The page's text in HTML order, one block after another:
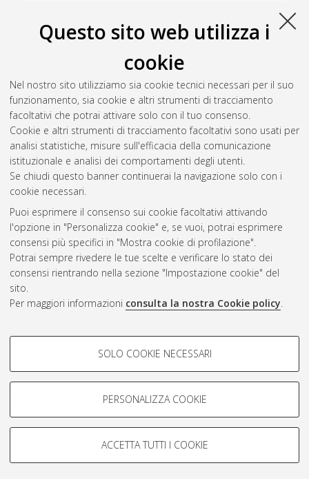
Questo sito web utilizza i
cookie
Nel nostro sito utilizziamo sia cookie tecnici necessari per il suo
funzionamento, sia cookie e altri strumenti di tracciamento
facoltativi che potrai attivare solo con il tuo consenso.
Cookie e altri strumenti di tracciamento facoltativi sono usati per
analisi statistiche, misure sull'efficacia della comunicazione
istituzionale e analisi dei comportamenti degli utenti.
Se chiudi questo banner continuerai la navigazione solo con i
cookie necessari.
Puoi esprimere il consenso sui cookie facoltativi attivando
l'opzione in "Personalizza cookie" e, se vuoi, potrai esprimere
consensi più specifici in "Mostra cookie di profilazione".
Potrai sempre rivedere le tue scelte e verificare lo stato dei
consensi rientrando nella sezione "Impostazione cookie" del
sito.
Per maggiori informazioni consulta la nostra Cookie policy.
COOKIE DI PROFILAZIONE -
Si tratta di cookie utilizzati per analizzare le caratteristiche della
navigazione degli utenti, creare profili in base al loro comportamento
Mostra cookie di profilazione
COOKIE TECNICI - NECESSARI
SOLO COOKIE NECESSARI
PERSONALIZZA COOKIE
ACCETTA TUTTI I COOKIE
[Dissertation thesis], Alma Mater Studiorum Università di
, 31 Ciclo. DOI
10.6092/unibo/amsdottorato/8770.
Il Pinqas ha-nifṭarim della comunita ebraica
di Lugo di Romagna per gli anni 1658-1825 (ms. New York, JTS,
n. 3960), [Dissertation thesis], Alma Mater Studiorum
Università di Bologna. Dottorato di ricerca inStudi ebraici
Ciclo. DOI 10.6092/unibo/amsdottorato/8786.
Questa lista e' stata generata ilFri Aug 7 20:38:38 2026 CEST
Atom
Rss 1.0
Rss 2.0
ISSN: 2038-7946
Impostazioni Cookie
Informativa sulla privacy
Condizioni d’uso del sito